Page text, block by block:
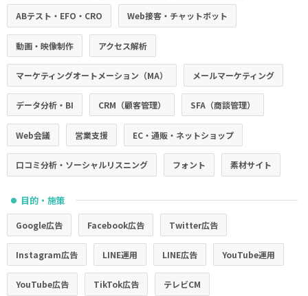
ABテスト・EFO・CRO Web接客・チャットボット
動画・映像制作 アクセス解析
マーケティングオートメーション（MA） メールマーケティング
データ分析・BI CRM（顧客管理） SFA（商談管理）
Web会議 営業支援 EC・通販・ネットショップ
口コミ分析・ソーシャルリスニング フォント 素材サイト
● 目的・施策
Google広告 Facebook広告 Twitter広告
Instagram広告 LINE運用 LINE広告 YouTube運用
YouTube広告 TikTok広告 テレビCM